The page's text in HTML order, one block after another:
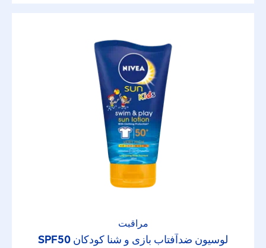
مراقبت
لوسیون ضدآفتاب بازی و شنا کودکان SPF50